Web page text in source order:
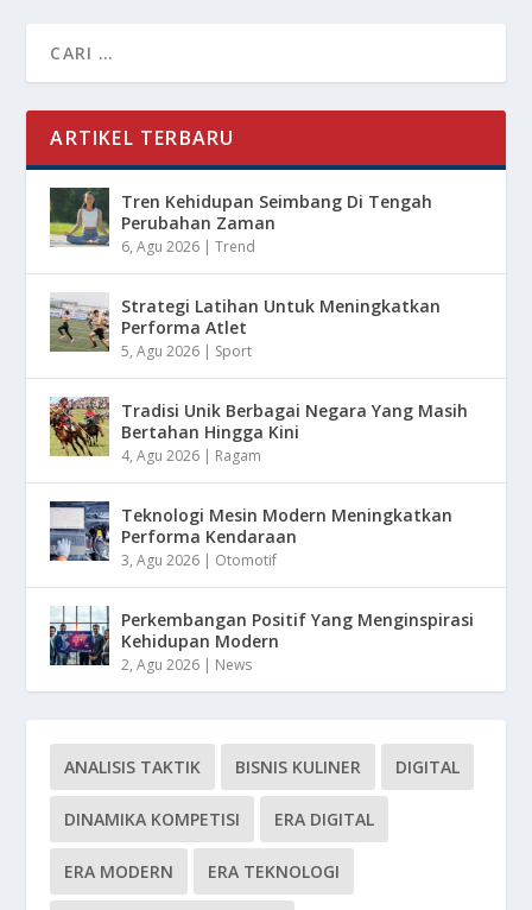
ARTIKEL TERBARU
Tren Kehidupan Seimbang Di Tengah
Perubahan Zaman
6, Agu 2026 |Trend
Strategi Latihan Untuk Meningkatkan
Performa Atlet
5, Agu 2026 | Sport
Tradisi Unik Berbagai Negara Yang Masih
Bertahan Hingga Kini
4, Agu 2026 | Ragam
Teknologi Mesin Modern Meningkatkan
Performa Kendaraan
3, Agu 2026 | Otomotif
Perkembangan Positif Yang Menginspirasi
Kehidupan Modern
2, Agu 2026 | News
ANALISIS TAKTIK BISNIS KULINER DIGITAL
DINAMIKA KOMPETISI ERA DIGITAL
ERA MODERN ERA TEKNOLOGI